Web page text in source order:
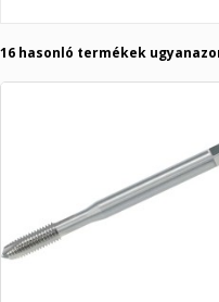
16 hasonló termékek